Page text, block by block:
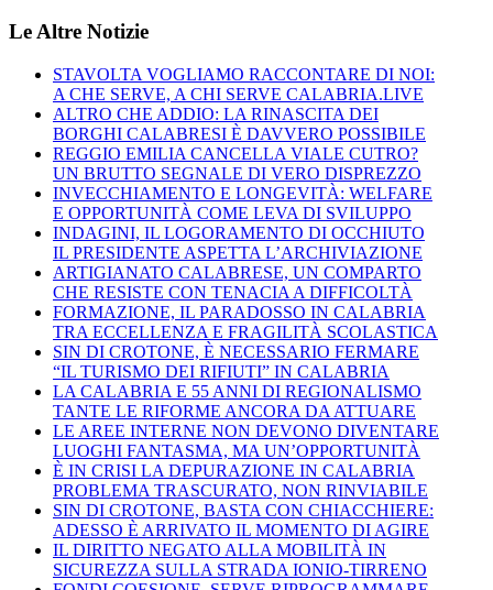
Le Altre Notizie
STAVOLTA VOGLIAMO RACCONTARE DI NOI:
A CHE SERVE, A CHI SERVE CALABRIA.LIVE
ALTRO CHE ADDIO: LA RINASCITA DEI
BORGHI CALABRESI È DAVVERO POSSIBILE
REGGIO EMILIA CANCELLA VIALE CUTRO?
UN BRUTTO SEGNALE DI VERO DISPREZZO
INVECCHIAMENTO E LONGEVITÀ: WELFARE
E OPPORTUNITÀ COME LEVA DI SVILUPPO
INDAGINI, IL LOGORAMENTO DI OCCHIUTO
IL PRESIDENTE ASPETTA L’ARCHIVIAZIONE
ARTIGIANATO CALABRESE, UN COMPARTO
CHE RESISTE CON TENACIA A DIFFICOLTÀ
FORMAZIONE, IL PARADOSSO IN CALABRIA
TRA ECCELLENZA E FRAGILITÀ SCOLASTICA
SIN DI CROTONE, È NECESSARIO FERMARE
“IL TURISMO DEI RIFIUTI” IN CALABRIA
LA CALABRIA E 55 ANNI DI REGIONALISMO
TANTE LE RIFORME ANCORA DA ATTUARE
LE AREE INTERNE NON DEVONO DIVENTARE
LUOGHI FANTASMA, MA UN’OPPORTUNITÀ
È IN CRISI LA DEPURAZIONE IN CALABRIA
PROBLEMA TRASCURATO, NON RINVIABILE
SIN DI CROTONE, BASTA CON CHIACCHIERE:
ADESSO È ARRIVATO IL MOMENTO DI AGIRE
IL DIRITTO NEGATO ALLA MOBILITÀ IN
SICUREZZA SULLA STRADA IONIO-TIRRENO